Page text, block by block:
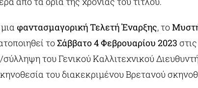
φαντασμαγορική Τελετή Έναρξης, το
τοΣάββατο 4 Φεβρουαρίου 2023 στις
του Γενικού Καλλιτεχνικού
του διακεκριμένου Βρετανού